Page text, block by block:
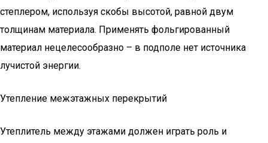
степлером, используя скобы высотой, равной двум
толщинам материала. Применять фольгированный
материал нецелесообразно – в подполе нет источника
лучистой энергии.
Утепление межэтажных перекрытий
Утеплитель между этажами должен играть роль и